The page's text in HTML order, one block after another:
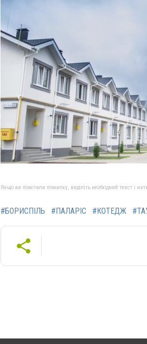
Якщо ви помітили помилку, виділіть необхідний текст і
#БОРИСПІЛЬ #ПАЛАРІС #КОТЕДЖ